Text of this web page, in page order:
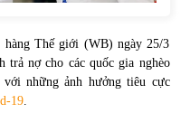
tiếp tục tăng mạnh
Thế giới (WB) ngày 25/3
nợ cho các quốc gia nghèo
những ảnh hưởng tiêu cực
19.